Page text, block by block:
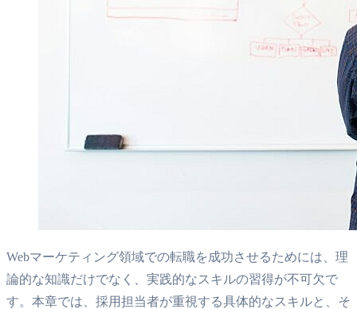
Webマーケティング領域での転職を成功させるためには、理
論的な知識だけでなく、実践的なスキルの習得が不可欠で
す。本章では、採用担当者が重視する具体的なスキルと、そ